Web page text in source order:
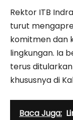
Rektor ITB
turut
komitmen dan
lingkungan. Ia
terus
khususnya di
Baca Juga: